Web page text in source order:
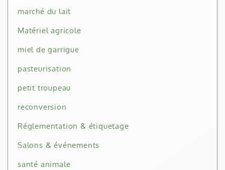
marché du lait
Matériel agricole
miel de garrigue
pasteurisation
petit troupeau
reconversion
Réglementation & étiquetage
Salons & événements
santé animale